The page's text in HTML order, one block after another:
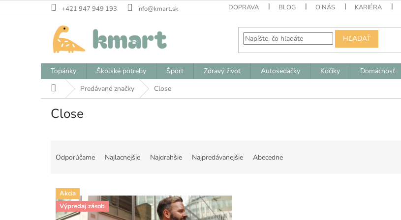
na
+421 947 949 193 info@kmart.sk DOPRAVA BLOG O NÁS KARIÉRA
HĽADAŤ
Topánky Školské potreby Šport Zdravý život Autosedačky Kočíky Domácnosť
DomovPredávané značky Close
Close
Odporúčame Najlacnejšie Najdrahšie Najpredávanejšie Abecedne
V
p
Akcia
Výpredaj zásob